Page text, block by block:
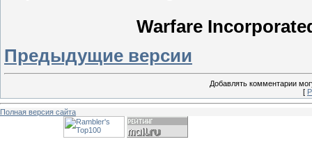
Warfare
Предыдущие версии
Добавлять комментарии
[
Полная версия сайта